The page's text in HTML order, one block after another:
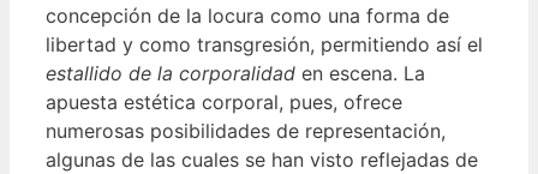
concepción de la locura como una forma de
libertad y como transgresión, permitiendo así el
estallido de la corporalidad en escena. La
apuesta estética corporal, pues, ofrece
numerosas posibilidades de representación,
algunas de las cuales se han visto reflejadas de